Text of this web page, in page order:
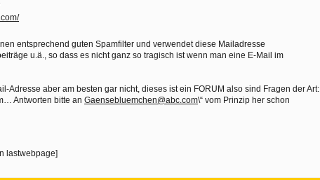
entsprechend guten Spamfilter und verwendet diese Mailadresse
u.ä., so dass es nicht ganz so tragisch ist wenn man eine E-Mail im
Adresse aber am besten gar nicht, dieses ist ein FORUM also sind Fragen der Art:
Antworten bitte anGaensebluemchen@abc.com\“ vom Prinzip her schon
lastwebpage]